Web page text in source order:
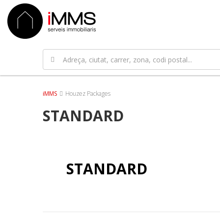
iMMS Houzez Packages
STANDARD
STANDARD